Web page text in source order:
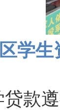
学生
贷款